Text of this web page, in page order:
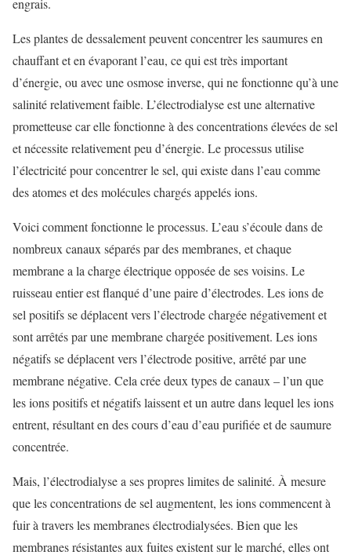
engrais.
Les plantes de dessalement peuvent concentrer les saumures en
chauffant et en évaporant l’eau, ce qui est très important
d’énergie, ou avec une osmose inverse, qui ne fonctionne qu’à une
salinité relativement faible. L’électrodialyse est une alternative
prometteuse car elle fonctionne à des concentrations élevées de sel
et nécessite relativement peu d’énergie. Le processus utilise
l’électricité pour concentrer le sel, qui existe dans l’eau comme
des atomes et des molécules chargés appelés ions.
Voici comment fonctionne le processus. L’eau s’écoule dans de
nombreux canaux séparés par des membranes, et chaque
membrane a la charge électrique opposée de ses voisins. Le
ruisseau entier est flanqué d’une paire d’électrodes. Les ions de
sel positifs se déplacent vers l’électrode chargée négativement et
sont arrêtés par une membrane chargée positivement. Les ions
négatifs se déplacent vers l’électrode positive, arrêté par une
membrane négative. Cela crée deux types de canaux – l’un que
les ions positifs et négatifs laissent et un autre dans lequel les ions
entrent, résultant en des cours d’eau d’eau purifiée et de saumure
concentrée.
Mais, l’électrodialyse a ses propres limites de salinité. À mesure
que les concentrations de sel augmentent, les ions commencent à
fuir à travers les membranes électrodialysées. Bien que les
membranes résistantes aux fuites existent sur le marché, elles ont